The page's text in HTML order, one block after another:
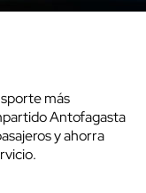
más
Antofagasta
y ahorra